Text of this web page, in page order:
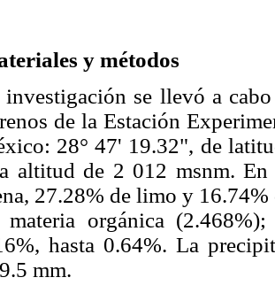
y métodos
investigación se llevó a
de la Estación
28° 47' 19.32", de
altitud de 2 012 msnm.
27.28% de limo y
materia orgánica
hasta 0.64%. La
mm.